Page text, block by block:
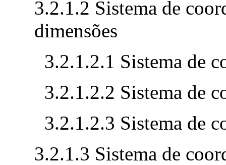
3.2.1.2 Sistema de
dimensões
3.2.1.2.1 Sistema de
3.2.1.2.2 Sistema de
3.2.1.2.3 Sistema de
3.2.1.3 Sistema de